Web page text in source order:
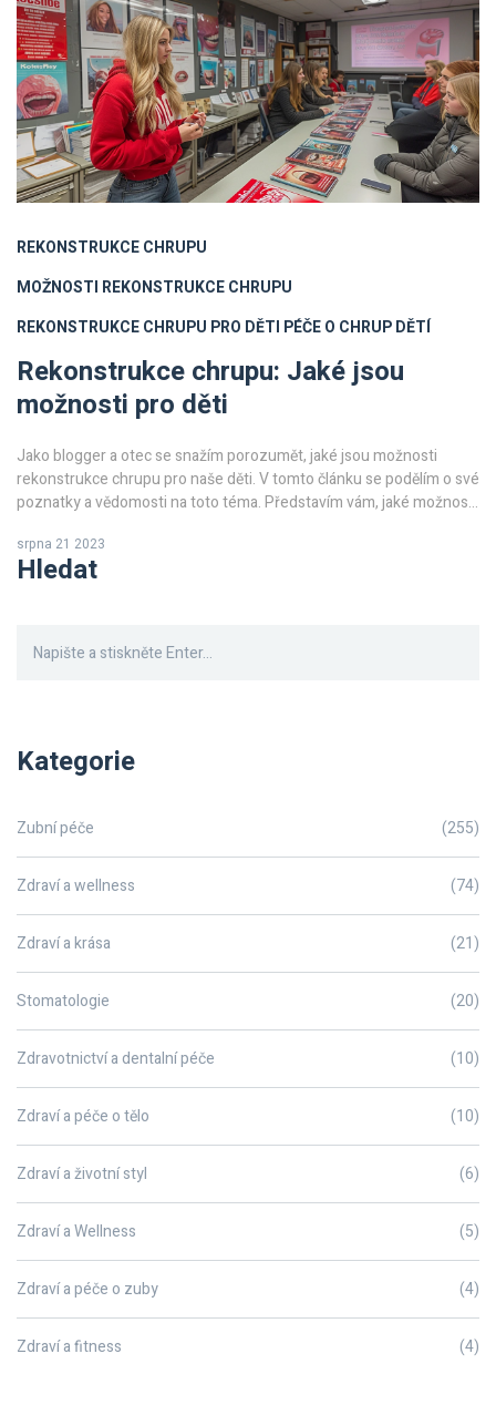
REKONSTRUKCE CHRUPU
MOŽNOSTI REKONSTRUKCE CHRUPU
REKONSTRUKCE CHRUPU PRO DĚTI PÉČE O CHRUP DĚTÍ
Rekonstrukce chrupu: Jaké jsou
možnosti pro děti
Jako blogger a otec se snažím porozumět, jaké jsou možnosti
rekonstrukce chrupu pro naše děti. V tomto článku se podělím o své
poznatky a vědomosti na toto téma. Představím vám, jaké možnosti
projevovat. Prozkoumáme i to, jaký může mít rekonstrukce chrupu
vliv na celkový vývoj zdraví našich dětí. Pojďme se společně naučit
srpna 21 2023
Hledat
Kategorie
Zubní péče (255)
Zdraví a wellness (74)
Zdraví a krása (21)
Stomatologie (20)
Zdravotnictví a dentalní péče (10)
Zdraví a péče o tělo (10)
Zdraví a životní styl (6)
Zdraví a Wellness (5)
Zdraví a péče o zuby (4)
Zdraví a fitness (4)